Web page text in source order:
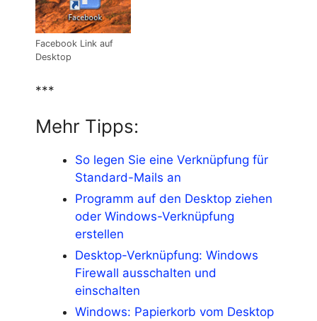
Facebook Link auf
Desktop
***
Mehr Tipps:
So legen Sie eine Verknüpfung für
Standard-Mails an
Programm auf den Desktop ziehen
oder Windows-Verknüpfung
erstellen
Desktop-Verknüpfung: Windows
Firewall ausschalten und
einschalten
Windows: Papierkorb vom Desktop